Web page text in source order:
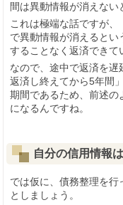
間は異動情報が消えない
これは極端な話ですが、
で異動情報が消えると
することなく返済できて
なので、途中で返済を遅
返済し終えてから5年間
期間であるため、前述の
になるんですね。
自分の信用情報
では仮に、債務整理を行
としましょう。